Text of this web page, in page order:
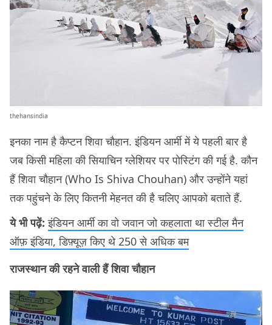
thehansindia
इनका नाम है कैप्टन शिवा चौहान. इंडियन आर्मी में ये पहली बार है
जब किसी महिला की सियाचिन ग्लेशियर पर पोस्टिंग की गई है. कौन
हैं शिवा चौहान (Who Is Shiva Chouhan) और उन्होंने यहां
तक पहुंचने के लिए कितनी मेहनत की है चलिए आपको बताते हैं.
ये भी पढ़ें: इंडियन आर्मी का वो जवान जो कहलाता था स्टील मैन
ऑफ़ इंडिया, डिफ़्यूज़ किए थे 250 से अधिक बम
राजस्थान की रहने वाली हैं शिवा चौहान